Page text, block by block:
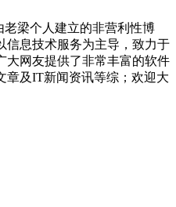
老梁个人建立的非营利性博
信息技术服务为主导，致力于
大网友提供了非常丰富的软件
章及IT新闻资讯等综；欢迎大